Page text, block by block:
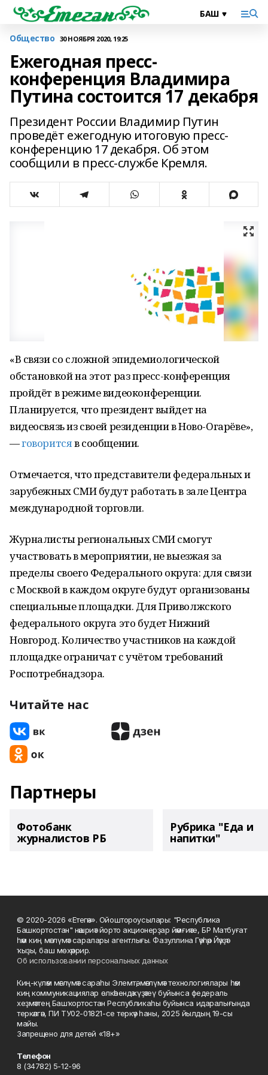
Общество 30 НОЯБРЯ 2020, 19:25
Ежегодная пресс-
конференция Владимира
Путина состоится 17 декабря
Президент России Владимир Путин
проведёт ежегодную итоговую пресс-
конференцию 17 декабря. Об этом
сообщили в пресс-службе Кремля.
«В связи со сложной эпидемиологической
обстановкой на этот раз пресс-конференция
пройдёт в режиме видеоконференции.
Планируется, что президент выйдет на
видеосвязь из своей резиденции в Ново-Огарёве»,
—говоритсяв сообщении.
Отмечается, что представители федеральных и
зарубежных СМИ будут работать в зале Центра
международной торговли.
Журналисты региональных СМИ смогут
участвовать в мероприятии, не выезжая за
пределы своего Федерального округа: для связи
с Москвой в каждом округе будут организованы
специальные площадки. Для Приволжского
федерального округа это будет Нижний
Новгород. Количество участников на каждой
площадке ограничат с учётом требований
Роспотребнадзора.
Читайте нас
Партнеры
Фотобанк
журналистов РБ
Рубрика "Еда и
напитки"
© 2020-2026 «Етегән». Ойоштороусылары: "Республика
Башкортостан" нәшриәт йорто акционерҙар йәмғиәте, БР Матбуғат
һәм киң мәғлүмәт саралары агентлығы. Фазуллина Гәүһәр Йәүҙәт
ҡыҙы, баш мөхәррир.
Об использовании персональных данных
Киң-күләм мәғлүмәт сараһы Элемтә, мәғлүмәт технологиялары һәм
киң коммуникациялар өлкәһендә күҙәтеү буйынса федераль
хеҙмәттең Башҡортостан Республикаһы буйынса идаралығында
теркәлгән, ПИ ТУ02-01821-се теркәү һаны, 2025 йылдың 19-сы
майы.
Запрещено для детей «18+»
Телефон
8 (34782) 5-12-96